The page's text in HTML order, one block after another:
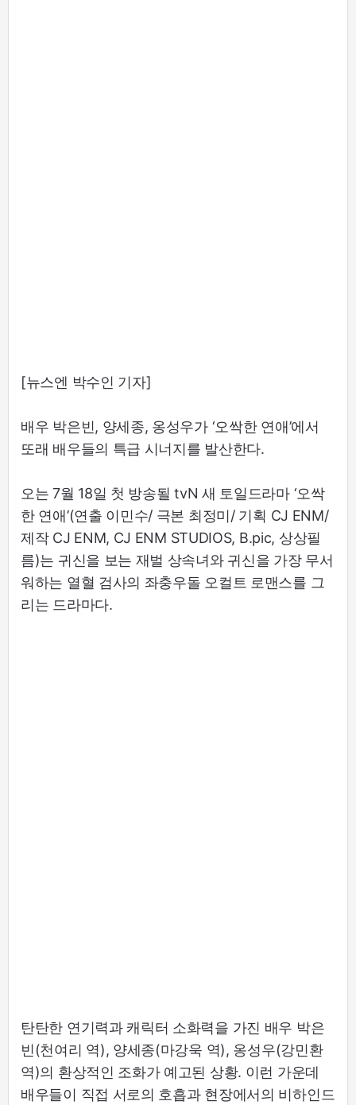
[뉴스엔 박수인 기자]
배우 박은빈, 양세종, 옹성우가 ‘오싹한 연애’에서
또래 배우들의 특급 시너지를 발산한다.
오는 7월 18일 첫 방송될 tvN 새 토일드라마 ‘오싹
한 연애’(연출 이민수/ 극본 최정미/ 기획 CJ ENM/
제작 CJ ENM, CJ ENM STUDIOS, B.pic, 상상필
름)는 귀신을 보는 재벌 상속녀와 귀신을 가장 무서
워하는 열혈 검사의 좌충우돌 오컬트 로맨스를 그
리는 드라마다.
탄탄한 연기력과 캐릭터 소화력을 가진 배우 박은
빈(천여리 역), 양세종(마강욱 역), 옹성우(강민환
역)의 환상적인 조화가 예고된 상황. 이런 가운데
배우들이 직접 서로의 호흡과 현장에서의 비하인드